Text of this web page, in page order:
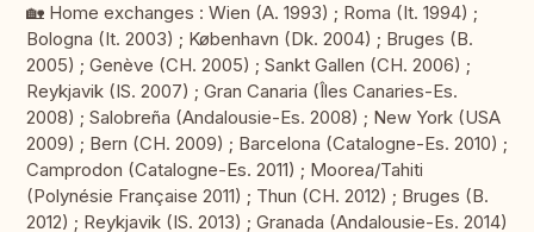
🏡 Home exchanges : Wien (A. 1993) ; Roma (It. 1994) ;
Bologna (It. 2003) ; København (Dk. 2004) ; Bruges (B.
2005) ; Genève (CH. 2005) ; Sankt Gallen (CH. 2006) ;
Reykjavik (IS. 2007) ; Gran Canaria (Îles Canaries-Es.
2008) ; Salobreña (Andalousie-Es. 2008) ; New York (USA
2009) ; Bern (CH. 2009) ; Barcelona (Catalogne-Es. 2010) ;
Camprodon (Catalogne-Es. 2011) ; Moorea/Tahiti
(Polynésie Française 2011) ; Thun (CH. 2012) ; Bruges (B.
2012) ; Reykjavik (IS. 2013) ; Granada (Andalousie-Es. 2014)